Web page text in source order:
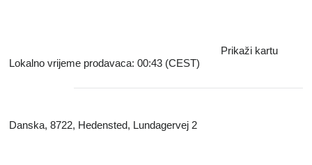
Prikaži kartu
Lokalno vrijeme prodavaca: 00:43 (CEST)
Danska, 8722, Hedensted, Lundagervej 2